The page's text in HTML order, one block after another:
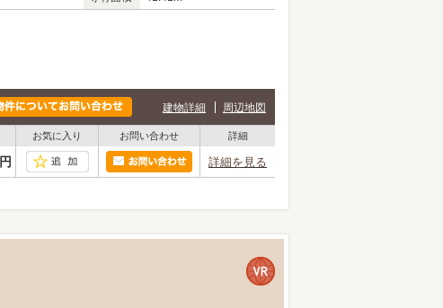
建物詳細 周辺地図
お気に入り お問い合わせ 詳細
円 詳細を見る